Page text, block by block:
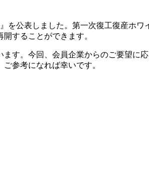
を公表しました。第一次復工復産ホワ
することができます。
す。今回、会員企業からのご要望に
参考になれば幸いです。